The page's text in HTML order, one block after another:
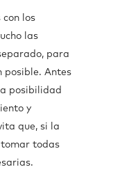
con los
las
para
posible. Antes
posibilidad
y
que, si la
tomar todas